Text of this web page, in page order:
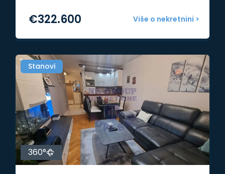
Više o nekretnini >
€322.600
Stanovi
360°